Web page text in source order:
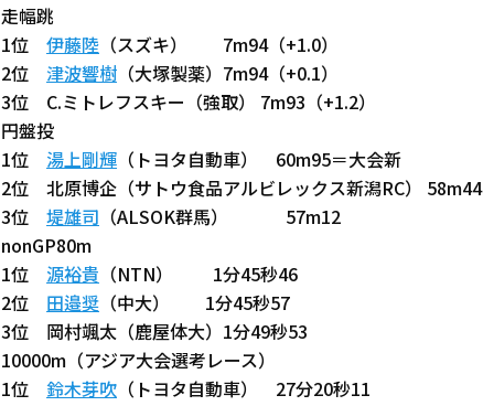
走幅跳
1位 伊藤陸 （スズキ） 7m94（+1.0）
2位 津波響樹 （大塚製薬）7m94（+0.1）
3位 C.ミトレフスキー（強取） 7m93（+1.2）
円盤投
1位 湯上剛輝 （トヨタ自動車） 60m95＝大会新
2位 北原博企（サトウ食品アルビレックス新潟RC） 58m44
3位 堤雄司
（ALSOK群馬） 57m12
nonGP80m
1位 源裕貴 （NTN） 1分45秒46
2位
田邉奨 （中大） 1分45秒57
3位 岡村颯太（鹿屋体大）1分49秒53
10000m（アジア大会選考レース）
1位 鈴木芽吹 （トヨタ自動車） 27分20秒11